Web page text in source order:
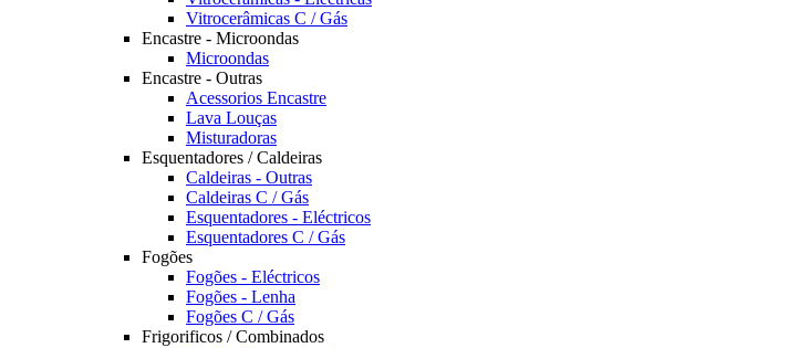
Vitrocerâmicas C / Gás
Encastre - Microondas
Microondas
Encastre - Outras
Acessorios Encastre
Lava Louças
Misturadoras
Esquentadores / Caldeiras
Caldeiras - Outras
Caldeiras C / Gás
Esquentadores - Eléctricos
Esquentadores C / Gás
Fogões
Fogões - Eléctricos
Fogões - Lenha
Fogões C / Gás
Frigorificos / Combinados